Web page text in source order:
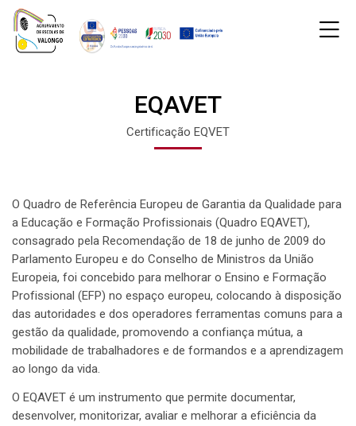
Skip to navigation
Skip to login form
Ir para o conteúdo principal
Skip to accessibility options
Skip to footer
Skip accessibility options
EQAVET
Certificação EQVET
O Quadro de Referência Europeu de Garantia da Qualidade para
a Educação e Formação Profissionais (Quadro EQAVET),
consagrado pela Recomendação de 18 de junho de 2009 do
Parlamento Europeu e do Conselho de Ministros da União
Europeia, foi concebido para melhorar o Ensino e Formação
Profissional (EFP) no espaço europeu, colocando à disposição
das autoridades e dos operadores ferramentas comuns para a
gestão da qualidade, promovendo a confiança mútua, a
mobilidade de trabalhadores e de formandos e a aprendizagem
ao longo da vida.
O EQAVET é um instrumento que permite documentar,
desenvolver, monitorizar, avaliar e melhorar a eficiência da